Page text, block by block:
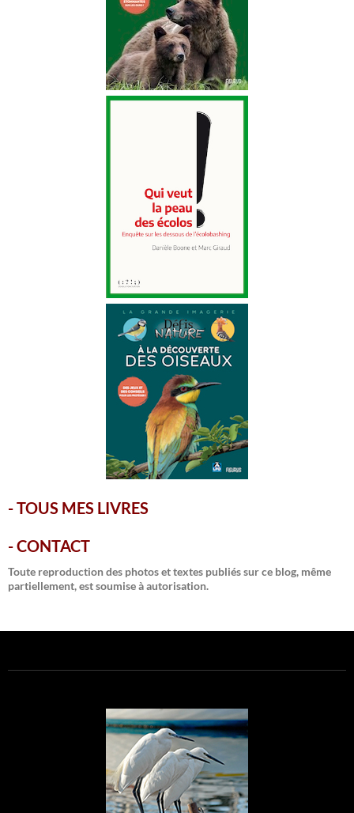
-TOUS MES LIVRES
-CONTACT
Toute reproduction des photos et textes publiés sur ce blog, même
partiellement, est soumise à autorisation.